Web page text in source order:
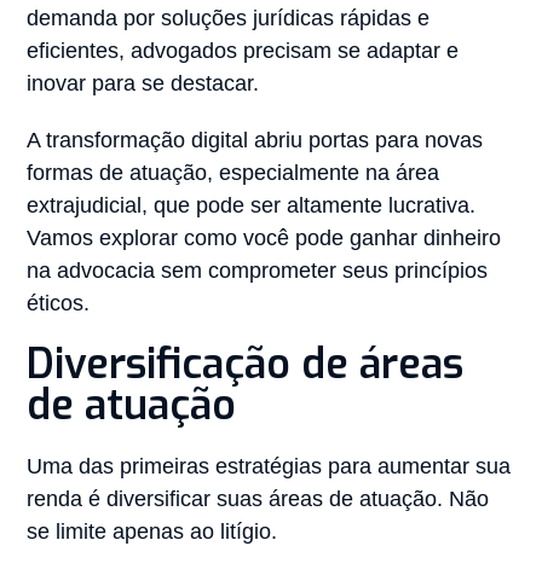
demanda por soluções jurídicas rápidas e
eficientes, advogados precisam se adaptar e
inovar para se destacar.
A transformação digital abriu portas para novas
formas de atuação, especialmente na área
extrajudicial, que pode ser altamente lucrativa.
Vamos explorar como você pode ganhar dinheiro
na advocacia sem comprometer seus princípios
éticos.
Diversificação de áreas
de atuação
Uma das primeiras estratégias para aumentar sua
renda é diversificar suas áreas de atuação. Não
se limite apenas ao litígio.